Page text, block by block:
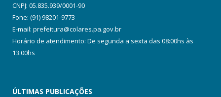
CNPJ: 05.835.939/0001-90
Fone: (91) 98201-9773
E-mail: prefeitura@colares.pa.gov.br
Horário de atendimento: De segunda a sexta das 08:00hs às
13:00hs
ÚLTIMAS PUBLICAÇÕES